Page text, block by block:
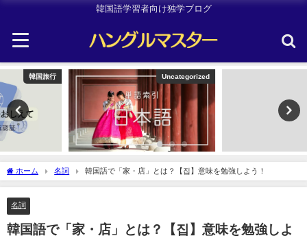
韓国語学習者向け独学ブログ
Uncategorized
ホーム 名詞 韓国語で「家・店」とは？【집】意味を勉強しよう！
名詞
韓国語で「家・店」とは？【집】意味を勉強しよ